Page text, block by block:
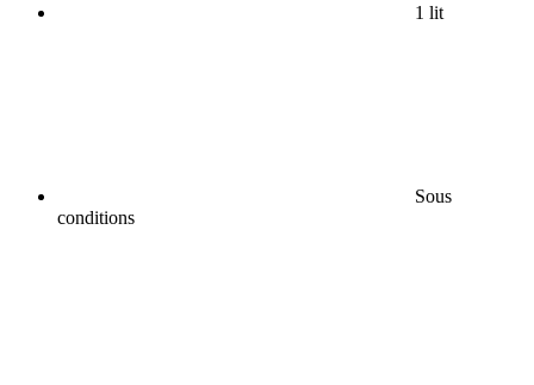
1 lit
Sous
conditions